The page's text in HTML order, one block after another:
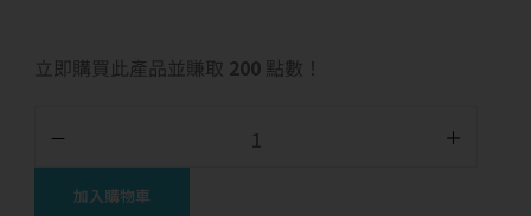
立即購買此產品並賺取 200 點數！
加入購物車